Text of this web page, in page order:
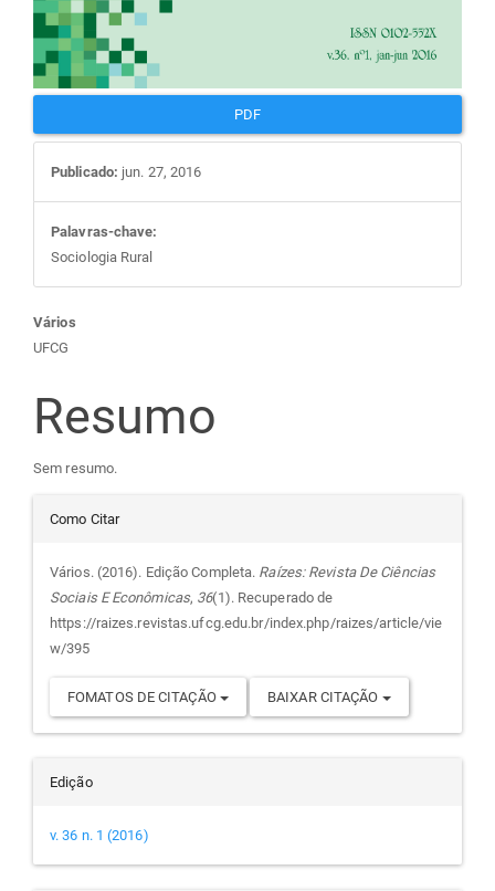
PDF
Publicado: jun. 27, 2016
Palavras-chave:
Sociologia Rural
Conteúdo
do
artigo
principal
Vários
UFCG
Resumo
Sem resumo.
Detalhes
do
artigo
Como Citar
Vários. (2016). Edição Completa. Raízes: Revista De Ciências
Sociais E Econômicas, 36(1). Recuperado de
https://raizes.revistas.ufcg.edu.br/index.php/raizes/article/vie
w/395
FOMATOS DE CITAÇÃO BAIXAR CITAÇÃO
Edição
v. 36 n. 1 (2016)